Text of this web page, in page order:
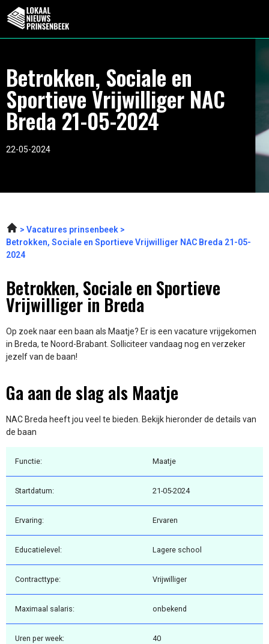
Betrokken, Sociale en
Sportieve Vrijwilliger NAC
Breda 21-05-2024
22-05-2024
Vacatures prinsenbeek
Betrokken, Sociale en Sportieve Vrijwilliger NAC Breda 21-05-
2024
Betrokken, Sociale en Sportieve
Vrijwilliger in Breda
Op zoek naar een baan als Maatje? Er is een vacature vrijgekomen
in Breda, te Noord-Brabant. Solliciteer vandaag nog en verzeker
jezelf van de baan!
Ga aan de slag als Maatje
NAC Breda heeft jou veel te bieden. Bekijk hieronder de details van
de baan
Functie: Maatje
Startdatum: 21-05-2024
Ervaring: Ervaren
Educatielevel: Lagere school
Contracttype: Vrijwilliger
Maximaal salaris: onbekend
Uren per week: 40